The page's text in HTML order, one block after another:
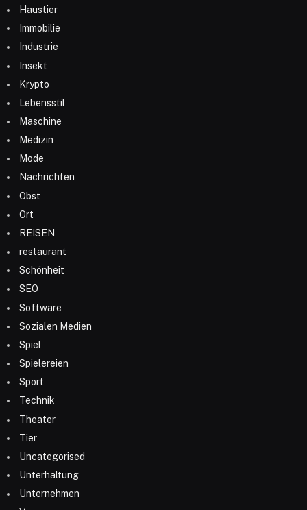
Haustier
Immobilie
Industrie
Insekt
Krypto
Lebensstil
Maschine
Medizin
Mode
Nachrichten
Obst
Ort
REISEN
restaurant
Schönheit
SEO
Software
Sozialen Medien
Spiel
Spielereien
Sport
Technik
Theater
Tier
Uncategorised
Unterhaltung
Unternehmen